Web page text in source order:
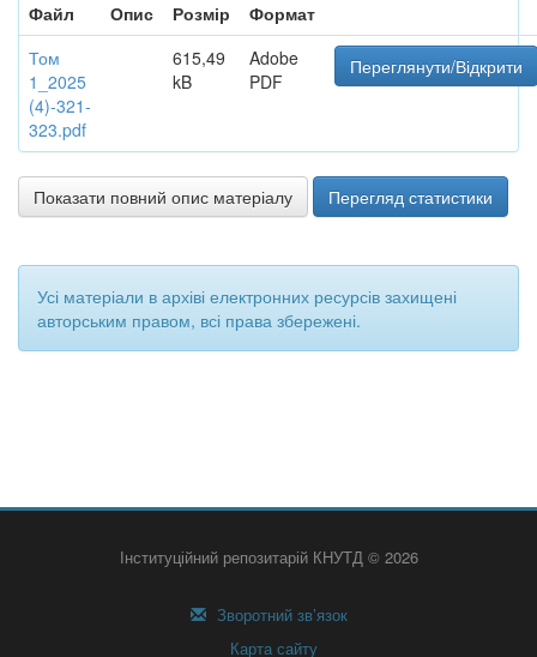
Файл
Опис Розмір
Формат
Том
1_2025
(4)-321-
323.pdf
615,49
kB
Adobe
PDF
Переглянути/Відкрити
Показати повний опис матеріалу Перегляд статистики
Усі матеріали в архіві електронних ресурсів захищені
авторським правом, всі права збережені.
Інституційний репозитарій КНУТД © 2026
Зворотний зв’язок
Карта сайту